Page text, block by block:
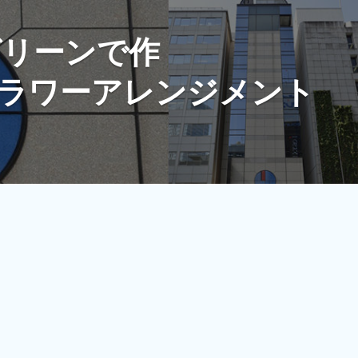
ーンで作
ジメント